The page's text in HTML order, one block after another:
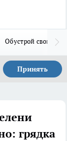
Обустрой свой дом
Принять
грядка